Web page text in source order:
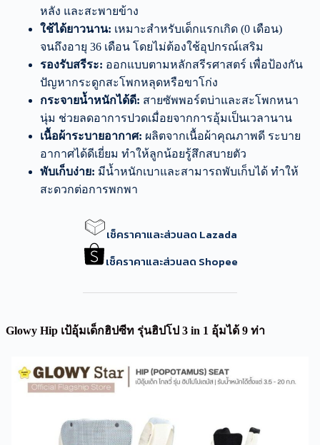
หลัง และสะพายข้าง
ใช้ได้ยาวนาน: เหมาะสำหรับเด็กแรกเกิด (0 เดือน)
จนถึงอายุ 36 เดือน โดยไม่ต้องใช้อุปกรณ์เสริม
รองรับสรีระ: ออกแบบตามหลักสรีรศาสตร์ เพื่อป้องกัน
ปัญหากระดูกสะโพกหลุดหรือขาโก่ง
กระจายน้ำหนักได้ดี: สายซัพพอร์ตบ่าและสะโพกหนา
นุ่ม ช่วยลดอาการปวดเมื่อยจากการอุ้มเป็นเวลานาน
เนื้อผ้าระบายอากาศ: ผลิตจากเนื้อผ้าคุณภาพดี ระบาย
อากาศได้ดีเยี่ยม ทำให้ลูกน้อยรู้สึกสบายตัว
พับเก็บง่าย: มีน้ำหนักเบาและสามารถพับเก็บได้ ทำให้
สะดวกต่อการพกพา
เช็คราคาและส่วนลด Lazada
เช็คราคาและส่วนลด Shopee
Glowy Hip เป้อุ้มเด็กฮิปซีท รุ่นฮิปโป 3 in 1 อุ้มได้ 9 ท่า